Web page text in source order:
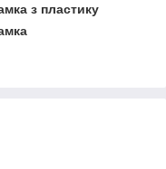
з пластику